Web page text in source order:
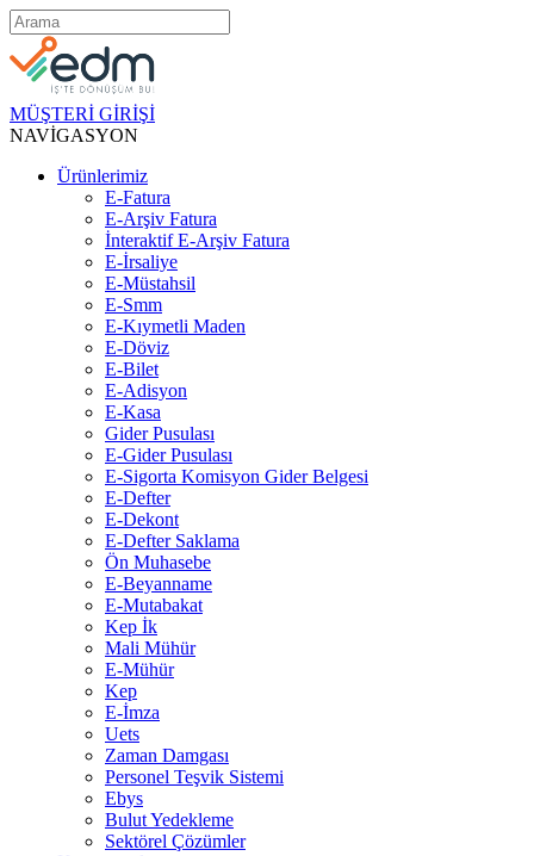
MÜŞTERİ GİRİŞİ
NAVİGASYON
Ürünlerimiz
E-Fatura
E-Arşiv Fatura
İnteraktif E-Arşiv Fatura
E-İrsaliye
E-Müstahsil
E-Smm
E-Kıymetli Maden
E-Döviz
E-Bilet
E-Adisyon
E-Kasa
Gider Pusulası
E-Gider Pusulası
E-Sigorta Komisyon Gider Belgesi
E-Defter
E-Dekont
E-Defter Saklama
Ön Muhasebe
E-Beyanname
E-Mutabakat
Kep İk
Mali Mühür
E-Mühür
Kep
E-İmza
Uets
Zaman Damgası
Personel Teşvik Sistemi
Ebys
Bulut Yedekleme
Sektörel Çözümler